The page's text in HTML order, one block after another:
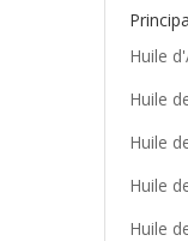
Huile
Huile
Huile
Huile
Huile